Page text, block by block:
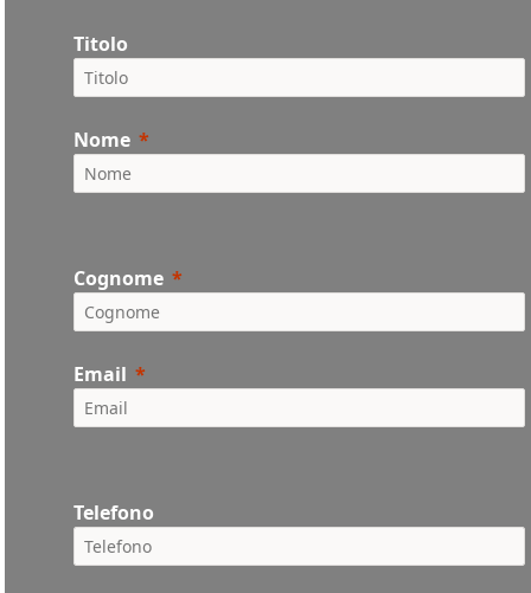
Titolo
Nome
Cognome
Email
Telefono